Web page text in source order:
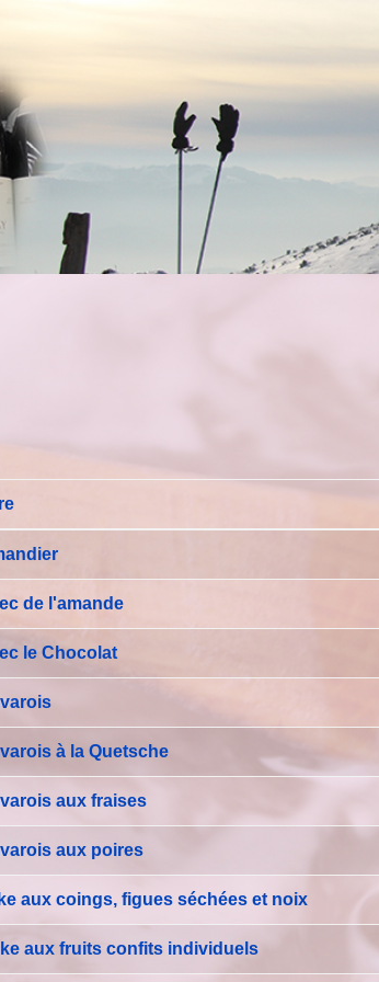
de l'amande
le Chocolat
à la Quetsche
aux fraises
aux poires
aux coings, figues séchées et noix
aux fruits confits individuels